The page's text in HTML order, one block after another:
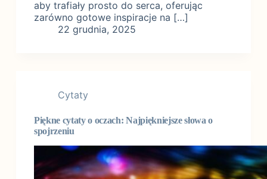
aby trafiały prosto do serca, oferując
zarówno gotowe inspiracje na […]
22 grudnia, 2025
Cytaty
Piękne cytaty o oczach: Najpiękniejsze słowa o
spojrzeniu